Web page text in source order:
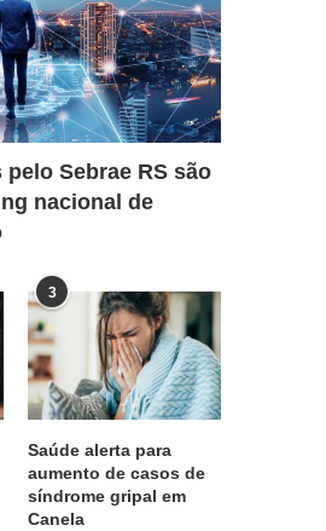
Sebrae RS são
nacional de
3
Saúde alerta para
aumento de casos de
síndrome gripal em
Canela